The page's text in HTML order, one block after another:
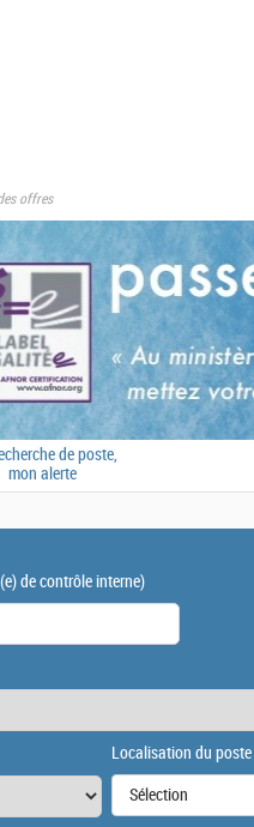
offres
de poste,
mon alerte
de contrôle interne)
Localisation du poste
Sélection